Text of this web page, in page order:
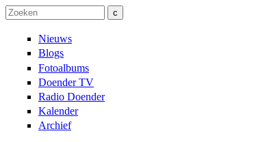
Overslaan en naar de inhoud gaan
Skip to navigation
Zoeken
Nieuws
Blogs
Fotoalbums
Doender TV
Radio Doender
Kalender
Archief